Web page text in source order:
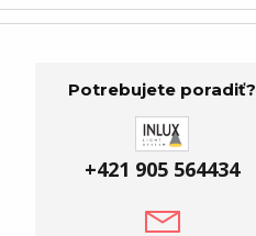
Potrebujete poradiť?
+421 905 564434